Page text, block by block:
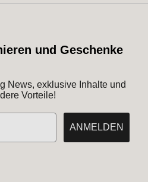
und Geschenke
News, exklusive Inhalte und
Vorteile!
ANMELDEN